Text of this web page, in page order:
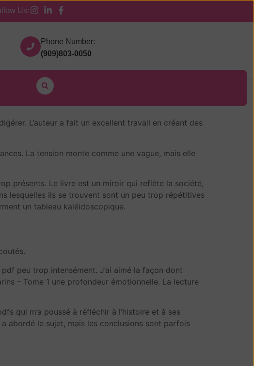
Us:
Phone Number:
(909)803-0050
Order Pickup
L’auteur a fait un excellent travail en créant des
La tension monte comme une vague, mais elle
présents. Le livre est un miroir qui reflète la société,
lesquelles ils se trouvent sont un peu trop répétitives
un tableau kaléidoscopique.
peu trop intensément. J’ai aimé la façon dont
– Tome 1 une profondeur émotionnelle. La lecture
qui m’a poussé à réfléchir à l’histoire et à ses
abordé le sujet, mais les conclusions sont parfois